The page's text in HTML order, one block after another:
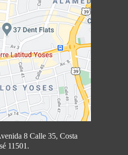
8 Calle 35, Costa
11501.